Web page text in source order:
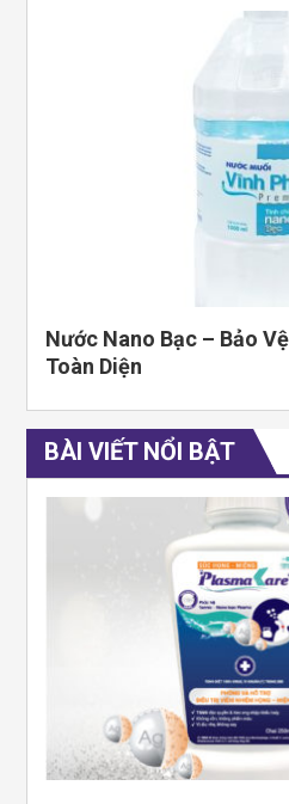
Nước Nano Bạc – Bảo
Toàn Diện
BÀI VIẾT NỔI BẬT